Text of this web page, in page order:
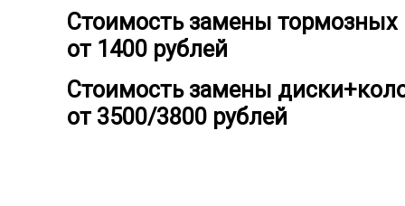
Стоимость замены тормозных
от 1400 рублей
Стоимость замены
от 3500/3800 рублей